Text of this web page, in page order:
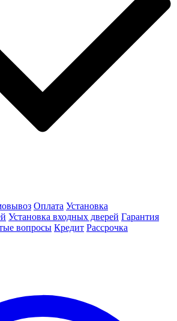
Оплата Установка
Установка входных дверей Гарантия
вопросы Кредит Рассрочка